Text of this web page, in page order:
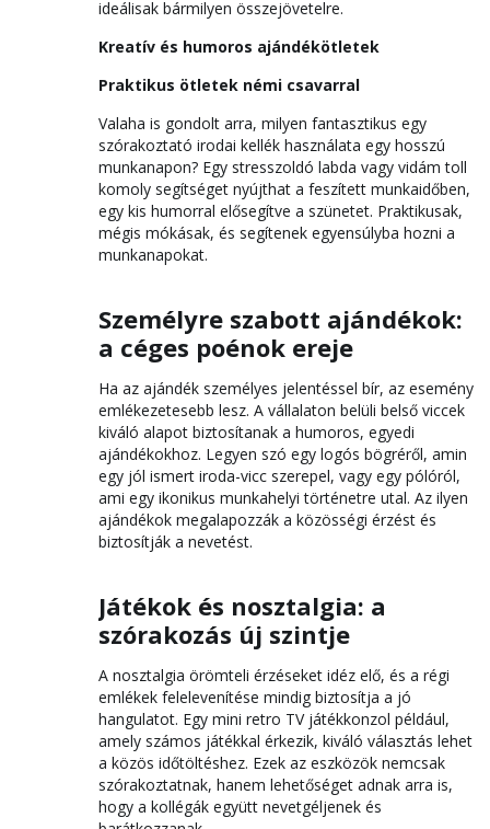
ideálisak bármilyen összejövetelre.
Kreatív és humoros ajándékötletek
Praktikus ötletek némi csavarral
Valaha is gondolt arra, milyen fantasztikus egy
szórakoztató irodai kellék használata egy hosszú
munkanapon? Egy stresszoldó labda vagy vidám toll
komoly segítséget nyújthat a feszített munkaidőben,
egy kis humorral elősegítve a szünetet. Praktikusak,
mégis mókásak, és segítenek egyensúlyba hozni a
munkanapokat.
Személyre szabott ajándékok:
a céges poénok ereje
Ha az ajándék személyes jelentéssel bír, az esemény
emlékezetesebb lesz. A vállalaton belüli belső viccek
kiváló alapot biztosítanak a humoros, egyedi
ajándékokhoz. Legyen szó egy logós bögréről, amin
egy jól ismert iroda-vicc szerepel, vagy egy pólóról,
ami egy ikonikus munkahelyi történetre utal. Az ilyen
ajándékok megalapozzák a közösségi érzést és
biztosítják a nevetést.
Játékok és nosztalgia: a
szórakozás új szintje
A nosztalgia örömteli érzéseket idéz elő, és a régi
emlékek felelevenítése mindig biztosítja a jó
hangulatot. Egy mini retro TV játékkonzol például,
amely számos játékkal érkezik, kiváló választás lehet
a közös időtöltéshez. Ezek az eszközök nemcsak
szórakoztatnak, hanem lehetőséget adnak arra is,
hogy a kollégák együtt nevetgéljenek és